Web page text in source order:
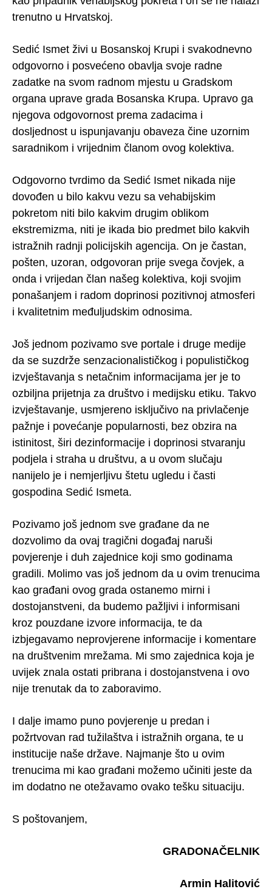
trenutno u Hrvatskoj.
Sedić Ismet živi u Bosanskoj Krupi i svakodnevno
odgovorno i posvećeno obavlja svoje radne
zadatke na svom radnom mjestu u Gradskom
organa uprave grada Bosanska Krupa. Upravo ga
njegova odgovornost prema zadacima i
dosljednost u ispunjavanju obaveza čine uzornim
saradnikom i vrijednim članom ovog kolektiva.
Odgovorno tvrdimo da Sedić Ismet nikada nije
dovođen u bilo kakvu vezu sa vehabijskim
pokretom niti bilo kakvim drugim oblikom
ekstremizma, niti je ikada bio predmet bilo kakvih
istražnih radnji policijskih agencija. On je častan,
pošten, uzoran, odgovoran prije svega čovjek, a
onda i vrijedan član našeg kolektiva, koji svojim
ponašanjem i radom doprinosi pozitivnoj atmosferi
i kvalitetnim međuljudskim odnosima.
Još jednom pozivamo sve portale i druge medije
da se suzdrže senzacionalističkog i populističkog
izvještavanja s netačnim informacijama jer je to
ozbiljna prijetnja za društvo i medijsku etiku. Takvo
izvještavanje, usmjereno isključivo na privlačenje
pažnje i povećanje popularnosti, bez obzira na
istinitost, širi dezinformacije i doprinosi stvaranju
podjela i straha u društvu, a u ovom slučaju
nanijelo je i nemjerljivu štetu ugledu i časti
gospodina Sedić Ismeta.
Pozivamo još jednom sve građane da ne
dozvolimo da ovaj tragični događaj naruši
povjerenje i duh zajednice koji smo godinama
gradili. Molimo vas još jednom da u ovim trenucima
kao građani ovog grada ostanemo mirni i
dostojanstveni, da budemo pažljivi i informisani
kroz pouzdane izvore informacija, te da
izbjegavamo neprovjerene informacije i komentare
na društvenim mrežama. Mi smo zajednica koja je
uvijek znala ostati pribrana i dostojanstvena i ovo
nije trenutak da to zaboravimo.
I dalje imamo puno povjerenje u predan i
požrtvovan rad tužilaštva i istražnih organa, te u
institucije naše države. Najmanje što u ovim
trenucima mi kao građani možemo učiniti jeste da
im dodatno ne otežavamo ovako tešku situaciju.
S poštovanjem,
GRADONAČELNIK
Armin Halitović